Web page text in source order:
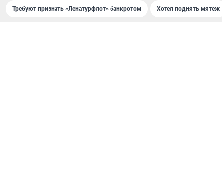
Требуют признать «Ленатурфлот» банкротом Хотел поднять мятеж